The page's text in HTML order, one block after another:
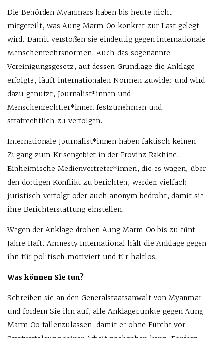
Die Behörden Myanmars haben bis heute nicht
mitgeteilt, was Aung Marm Oo konkret zur Last gelegt
wird. Damit verstoßen sie eindeutig gegen internationale
Menschenrechtsnormen. Auch das sogenannte
Vereinigungsgesetz, auf dessen Grundlage die Anklage
erfolgte, läuft internationalen Normen zuwider und wird
dazu genutzt, Journalist*innen und
Menschenrechtler*innen festzunehmen und
strafrechtlich zu verfolgen.
Internationale Journalist*innen haben faktisch keinen
Zugang zum Krisengebiet in der Provinz Rakhine.
Einheimische Medienvertreter*innen, die es wagen, über
den dortigen Konflikt zu berichten, werden vielfach
juristisch verfolgt oder auch anonym bedroht, damit sie
ihre Berichterstattung einstellen.
Wegen der Anklage drohen Aung Marm Oo bis zu fünf
Jahre Haft. Amnesty International hält die Anklage gegen
ihn für politisch motiviert und für haltlos.
Was können Sie tun?
Schreiben sie an den Generalstaatsanwalt von Myanmar
und fordern Sie ihn auf, alle Anklagepunkte gegen Aung
Marm Oo fallenzulassen, damit er ohne Furcht vor